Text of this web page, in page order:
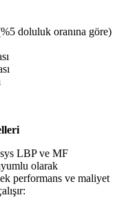
doluluk oranına göre)
LBP ve MF
olarak
performans ve maliyet